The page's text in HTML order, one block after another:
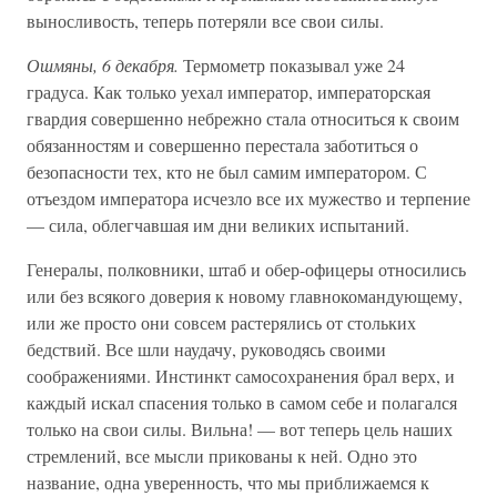
выносливость, теперь потеряли все свои силы.
Ошмяны, 6 декабря. Термометр показывал уже 24
градуса. Как только уехал император, императорская
гвардия совершенно небрежно стала относиться к своим
обязанностям и совершенно перестала заботиться о
безопасности тех, кто не был самим императором. С
отъездом императора исчезло все их мужество и терпение
— сила, облегчавшая им дни великих испытаний.
Генералы, полковники, штаб и обер-офицеры относились
или без всякого доверия к новому главнокомандующему,
или же просто они совсем растерялись от стольких
бедствий. Все шли наудачу, руководясь своими
соображениями. Инстинкт самосохранения брал верх, и
каждый искал спасения только в самом себе и полагался
только на свои силы. Вильна! — вот теперь цель наших
стремлений, все мысли прикованы к ней. Одно это
название, одна уверенность, что мы приближаемся к